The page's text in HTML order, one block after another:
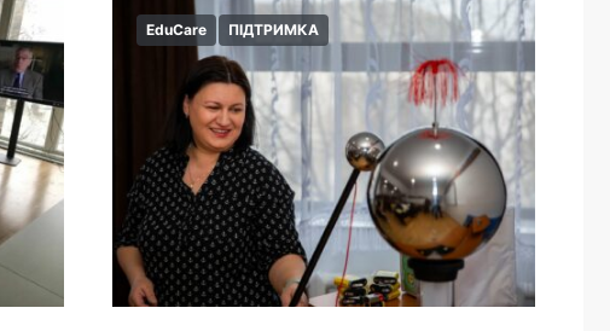
EduCare ПІДТРИМКА